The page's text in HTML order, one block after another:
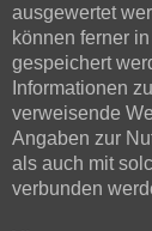
ausgewertet
können ferner
gespeichert
Informationen
verweisende
Angaben zur
als auch mit
verbunden